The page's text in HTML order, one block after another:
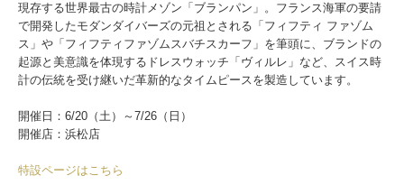
現存する世界最古の時計メゾン「ブランパン」。フランス海軍の要請
で開発したモダンダイバーズの元祖とされる「フィフティ ファゾム
ス」や「フィフティファゾムスバチスカーフ」を筆頭に、ブランドの
起源と美意識を体現するドレスウォッチ「ヴィルレ」など、スイス時
計の伝統を受け継いだ革新的なタイムピースを製造しています。
開催日：6/20（土）～7/26（日）
開催店：浜松店
特設ページはこちら